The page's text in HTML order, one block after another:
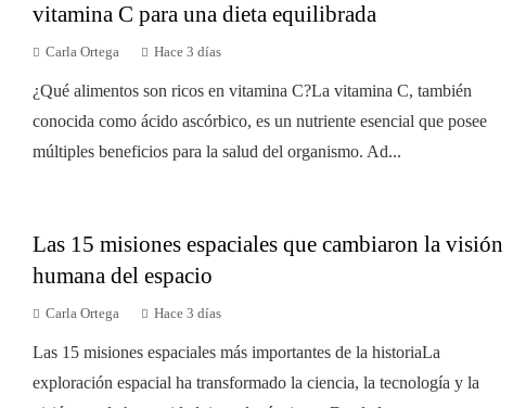
vitamina C para una dieta equilibrada
Carla Ortega Hace 3 días
¿Qué alimentos son ricos en vitamina C?La vitamina C, también
conocida como ácido ascórbico, es un nutriente esencial que posee
múltiples beneficios para la salud del organismo. Ad...
Las 15 misiones espaciales que cambiaron la visión
humana del espacio
Carla Ortega Hace 3 días
Las 15 misiones espaciales más importantes de la historiaLa
exploración espacial ha transformado la ciencia, la tecnología y la